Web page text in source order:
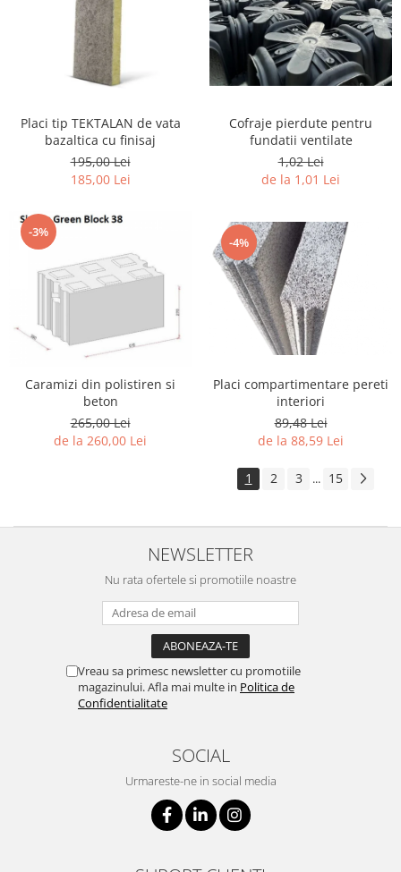
Placi tip TEKTALAN de vata
bazaltica cu finisaj
195,00 Lei
185,00 Lei
Cofraje pierdute pentru
fundatii ventilate
1,02 Lei
de la 1,01 Lei
-3%
Caramizi din polistiren si
beton
265,00 Lei
de la 260,00 Lei
-4%
Placi compartimentare pereti
interiori
89,48 Lei
de la 88,59 Lei
1 2 3 ... 15
NEWSLETTER
Nu rata ofertele si promotiile noastre
Vreau sa primesc newsletter cu promotiile
magazinului. Afla mai multe in Politica de
Confidentialitate
SOCIAL
Urmareste-ne in social media